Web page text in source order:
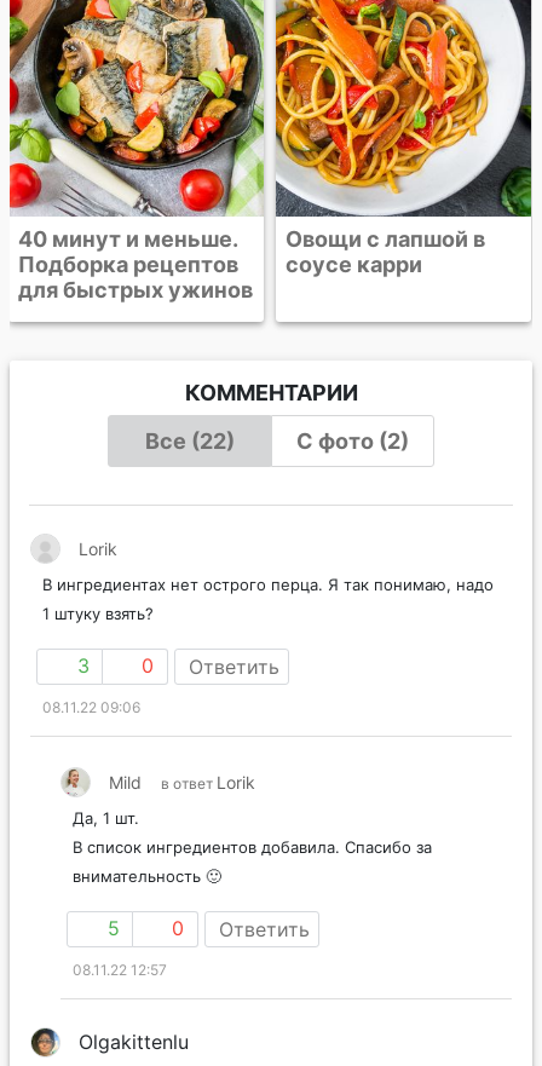
Овощи с лапшой в
соусе карри
КОММЕНТАРИИ
Все (22)
С фото (2)
Lorik
В ингредиентах нет острого перца. Я так понимаю, надо
1 штуку взять?
3 0 Ответить
08.11.22 09:06
Mild в ответ Lorik
Да, 1 шт.
В список ингредиентов добавила. Спасибо за
внимательность 🙂
5 0 Ответить
08.11.22 12:57
Olgakittenlu